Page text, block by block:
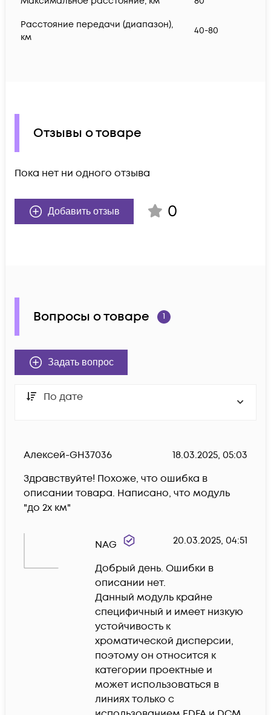
Расстояние передачи (диапазон),
км
40-80
Отзывы о товаре
Пока нет ни одного отзыва
Добавить отзыв 0
Вопросы о товаре 1
Задать вопрос
По дате
Алексей-GH37036
18.03.2025, 05:03
Здравствуйте! Похоже, что ошибка в
описании товара. Написано, что модуль
"до 2х км"
NAG 20.03.2025, 04:51
Добрый день. Ошибки в
описании нет.
Данный модуль крайне
специфичный и имеет низкую
устойчивость к
хроматической дисперсии,
поэтому он относится к
категории проектные и
может использоваться в
линиях только с